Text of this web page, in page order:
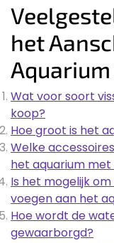
het
Wat voor soort
koop?
Hoe groot is het
Welke
het aquarium met
Is het mogelijk
voegen aan het
Hoe wordt de
gewaarborgd?